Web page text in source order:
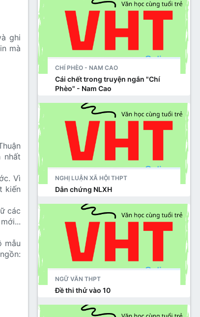
ghi
mà
nhất
Vì
kiến
các
mẫu
CHÍ PHÈO - NAM CAO
Cái chết trong truyện ngắn "Chí
Phèo" - Nam Cao
NGHỊ LUẬN XÃ HỘI THPT
Dẫn chứng NLXH
NGỮ VĂN THPT
Đề thi thử vào 10